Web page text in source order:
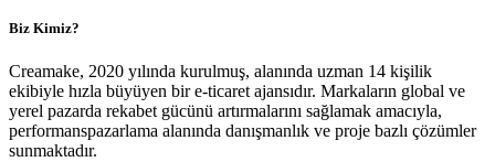
Biz Kimiz?
Creamake, 2020 yılında kurulmuş, alanında uzman 14 kişilik
ekibiyle hızla büyüyen bir e-ticaret ajansıdır. Markaların global ve
yerel pazarda rekabet gücünü artırmalarını sağlamak amacıyla,
performanspazarlama alanında danışmanlık ve proje bazlı çözümler
sunmaktadır.